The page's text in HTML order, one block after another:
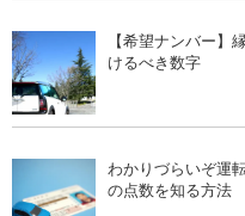
【希望ナンバー】
けるべき数字
わかりづらいぞ運
の点数を知る方法